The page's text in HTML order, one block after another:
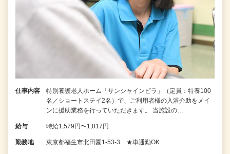
仕事内容
特別養護老人ホーム「サンシャインビラ」（定員：特養100
名／ショートステイ2名）で、ご利用者様の入浴介助をメイ
ンに援助業務を行っていただきます。 当施設の…
給与 時給1,579円〜1,817円
勤務地 東京都福生市北田園1-53-3 ★車通勤OK